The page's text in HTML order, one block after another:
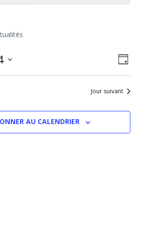
PAR
de
vues
JOUR
Jour suivant
AU CALENDRIER